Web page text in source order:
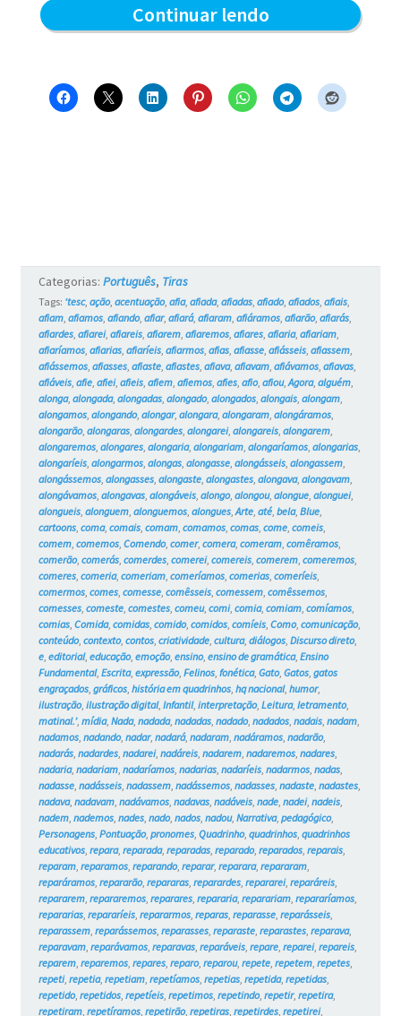
Continuar lendoAfiada
Blue
Categorias: Português, Tiras
Tags: ‘tesc, ação, acentuação, afia, afiada, afiadas, afiado, afiados, afiais,
afiam, afiamos, afiando, afiar, afiará, afiaram, afiáramos, afiarão, afiarás,
afiardes, afiarei, afiareis, afiarem, afiaremos, afiares, afiaria, afiariam,
afiaríamos, afiarias, afiaríeis, afiarmos, afias, afiasse, afiásseis, afiassem,
afiássemos, afiasses, afiaste, afiastes, afiava, afiavam, afiávamos, afiavas,
afiáveis, afie, afiei, afieis, afiem, afiemos, afies, afio, afiou, Agora, alguém,
alonga, alongada, alongadas, alongado, alongados, alongais, alongam,
alongamos, alongando, alongar, alongara, alongaram, alongáramos,
alongarão, alongaras, alongardes, alongarei, alongareis, alongarem,
alongaremos, alongares, alongaria, alongariam, alongaríamos, alongarias,
alongaríeis, alongarmos, alongas, alongasse, alongásseis, alongassem,
alongássemos, alongasses, alongaste, alongastes, alongava, alongavam,
alongávamos, alongavas, alongáveis, alongo, alongou, alongue, alonguei,
alongueis, alonguem, alonguemos, alongues, Arte, até, bela, Blue,
cartoons, coma, comais, comam, comamos, comas, come, comeis,
comem, comemos, Comendo, comer, comera, comeram, comêramos,
comerão, comerás, comerdes, comerei, comereis, comerem, comeremos,
comeres, comeria, comeriam, comeríamos, comerias, comeríeis,
comermos, comes, comesse, comêsseis, comessem, comêssemos,
comesses, comeste, comestes, comeu, comi, comia, comiam, comíamos,
comias, Comida, comidas, comido, comidos, comíeis, Como, comunicação,
conteúdo, contexto, contos, criatividade, cultura, diálogos, Discurso direto,
e, editorial, educação, emoção, ensino, ensino de gramática, Ensino
Fundamental, Escrita, expressão, Felinos, fonética, Gato, Gatos, gatos
engraçados, gráficos, história em quadrinhos, hq nacional, humor,
ilustração, ilustração digital, Infantil, interpretação, Leitura, letramento,
matinal.’, mídia, Nada, nadada, nadadas, nadado, nadados, nadais, nadam,
nadamos, nadando, nadar, nadará, nadaram, nadáramos, nadarão,
nadarás, nadardes, nadarei, nadáreis, nadarem, nadaremos, nadares,
nadaria, nadariam, nadaríamos, nadarias, nadaríeis, nadarmos, nadas,
nadasse, nadásseis, nadassem, nadássemos, nadasses, nadaste, nadastes,
nadava, nadavam, nadávamos, nadavas, nadáveis, nade, nadei, nadeis,
nadem, nademos, nades, nado, nados, nadou, Narrativa, pedagógico,
Personagens, Pontuação, pronomes, Quadrinho, quadrinhos, quadrinhos
educativos, repara, reparada, reparadas, reparado, reparados, reparais,
reparam, reparamos, reparando, reparar, reparara, repararam,
reparáramos, repararão, repararas, reparardes, repararei, reparáreis,
repararem, repararemos, reparares, repararia, reparariam, repararíamos,
repararias, repararíeis, repararmos, reparas, reparasse, reparásseis,
reparassem, reparássemos, reparasses, reparaste, reparastes, reparava,
reparavam, reparávamos, reparavas, reparáveis, repare, reparei, repareis,
reparem, reparemos, repares, reparo, reparou, repete, repetem, repetes,
repeti, repetia, repetiam, repetíamos, repetias, repetida, repetidas,
repetido, repetidos, repetíeis, repetimos, repetindo, repetir, repetira,
repetiram, repetíramos, repetirão, repetiras, repetirdes, repetirei,